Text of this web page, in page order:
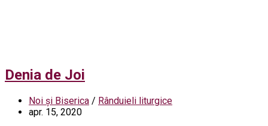
Denia de Joi
Noi și Biserica / Rânduieli liturgice
apr. 15, 2020